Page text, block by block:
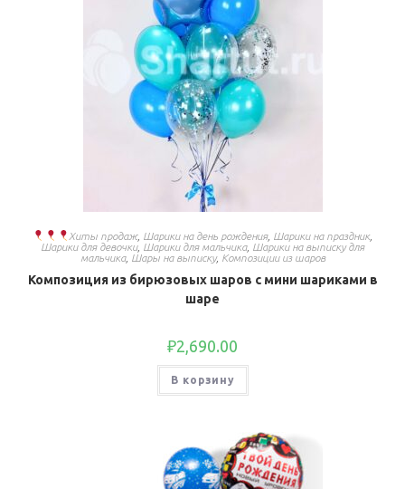
Хиты продаж, Шарики на день рождения, Шарики на праздник,
Шарики для девочки, Шарики для мальчика, Шарики на выписку для
мальчика, Шары на выписку, Композиции из шаров
Композиция из бирюзовых шаров с мини шариками в
шаре
₽2,690.00
В корзину